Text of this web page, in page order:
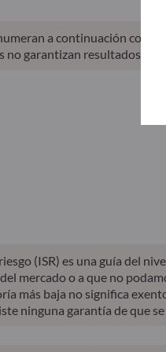
a continuación
no garantizan resultados
(ISR) es una guía del
mercado o a que no
más baja no significa
ninguna garantía de que